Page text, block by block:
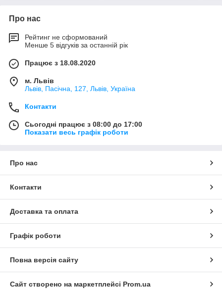
Про нас
Рейтинг не сформований
Менше 5 відгуків за останній рік
Працює з 18.08.2020
м. Львів
Львів, Пасічна, 127, Львів, Україна
Контакти
Сьогодні працює з 08:00 до 17:00
Показати весь графік роботи
Про нас
Контакти
Доставка та оплата
Графік роботи
Повна версія сайту
Сайт створено на маркетплейсі Prom.ua